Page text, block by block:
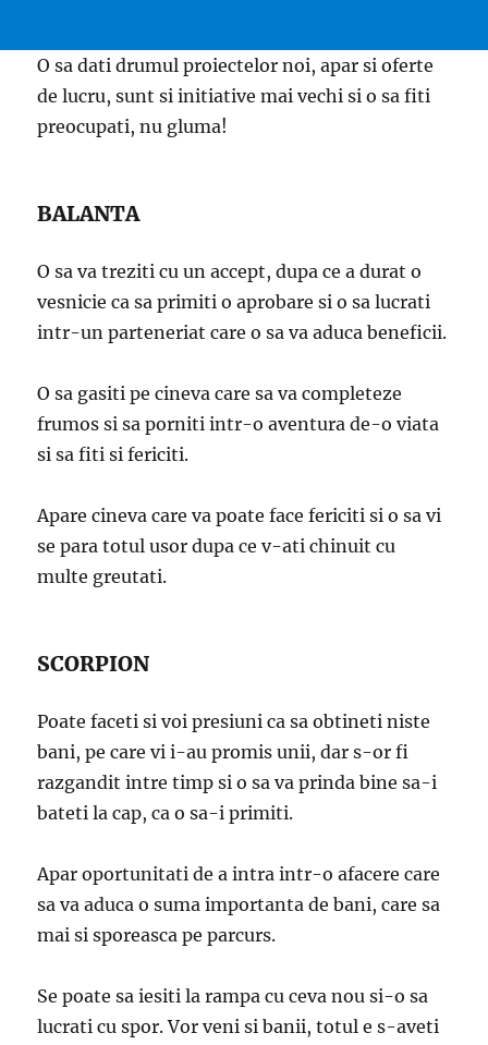
O sa dati drumul proiectelor noi, apar si oferte
de lucru, sunt si initiative mai vechi si o sa fiti
preocupati, nu gluma!
BALANTA
O sa va treziti cu un accept, dupa ce a durat o
vesnicie ca sa primiti o aprobare si o sa lucrati
intr-un parteneriat care o sa va aduca beneficii.
O sa gasiti pe cineva care sa va completeze
frumos si sa porniti intr-o aventura de-o viata
si sa fiti si fericiti.
Apare cineva care va poate face fericiti si o sa vi
se para totul usor dupa ce v-ati chinuit cu
multe greutati.
SCORPION
Poate faceti si voi presiuni ca sa obtineti niste
bani, pe care vi i-au promis unii, dar s-or fi
razgandit intre timp si o sa va prinda bine sa-i
bateti la cap, ca o sa-i primiti.
Apar oportunitati de a intra intr-o afacere care
sa va aduca o suma importanta de bani, care sa
mai si sporeasca pe parcurs.
Se poate sa iesiti la rampa cu ceva nou si-o sa
lucrati cu spor. Vor veni si banii, totul e s-aveti